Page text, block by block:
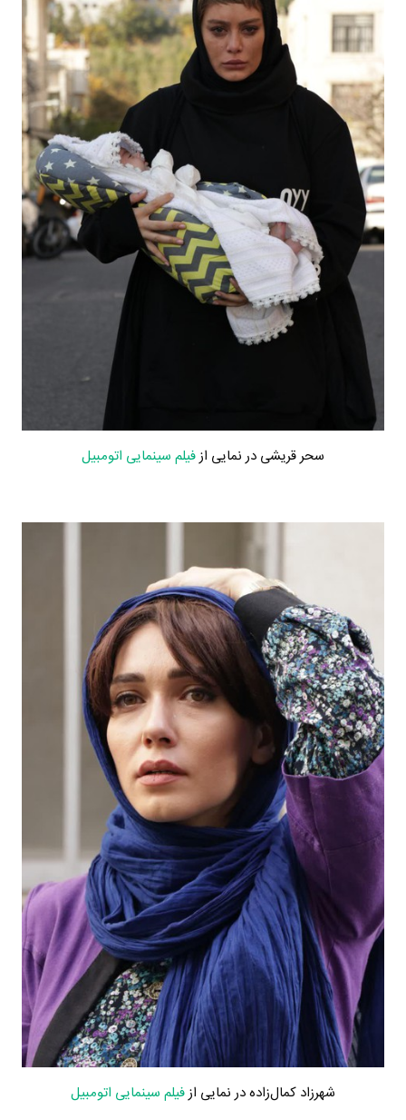
سحر قریشی در نمایی ازفیلم سینمایی اتومبیل
شهرزاد کمال‌زاده در نمایی ازفیلم سینمایی اتومبیل